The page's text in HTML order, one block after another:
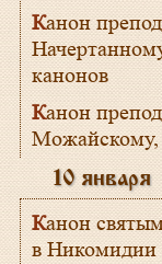
Канон преподобному исповеднику Феодору
канонов
Канон преподобному Ферапонту
Можайскому,
10 января
Канон святым двадцати тысячам мучеников,
в